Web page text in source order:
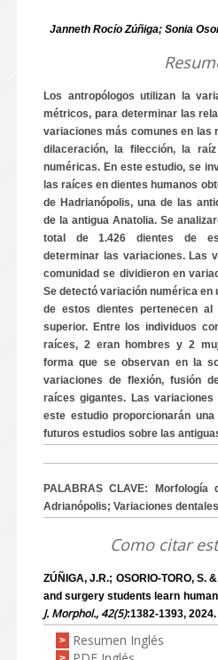
Janneth Rocío Zúñiga; Sonia
Los antropólogos utilizan la
métricos, para determinar las
variaciones más comunes en las
dilaceración, la filección, la
numéricas. En este estudio, se
las raíces en dientes humanos
de Hadrianópolis, una de las
de la antigua Anatolia. Se
total de 1.426 dientes de
determinar las variaciones. Las
comunidad se dividieron en
Se detectó variación numérica en
de estos dientes pertenecen
superior. Entre los individuos
raíces, 2 eran hombres y 2
forma que se observan en la
variaciones de flexión, fusión
raíces gigantes. Las
este estudio proporcionarán
futuros estudios sobre las
PALABRAS CLAVE: Morfología
Adrianópolis; Variaciones
Como citar
ZÚÑIGA, J.R.; OSORIO-TORO, S.
and surgery students learn
J. Morphol., 42(5):1382-1393, 2024.
> Resumen Inglés